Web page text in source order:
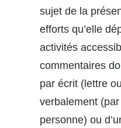
sujet de la
efforts qu’elle
activités
commentaires
par écrit (lettre
verbalement
personne) ou